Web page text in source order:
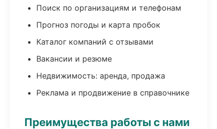
Поиск по организациям и телефонам
Прогноз погоды и карта пробок
Каталог компаний с отзывами
Вакансии и резюме
Недвижимость: аренда, продажа
Реклама и продвижение в справочнике
Преимущества работы с нами